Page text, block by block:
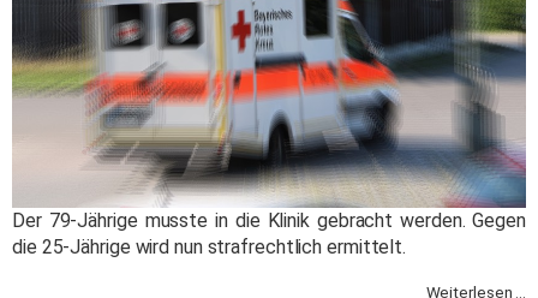
Der 79-Jährige musste in die Klinik gebracht werden. Gegen
die 25-Jährige wird nun strafrechtlich ermittelt.
Weiterlesen ...